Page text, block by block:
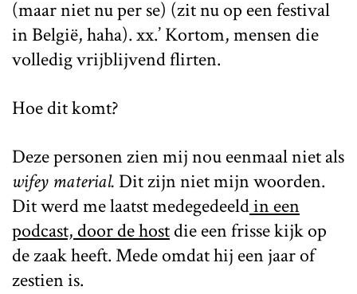
(maar niet nu per se) (zit nu op een festival
in België, haha). xx.’ Kortom, mensen die
volledig vrijblijvend flirten.
Hoe dit komt?
Deze personen zien mij nou eenmaal niet als
wifey material. Dit zijn niet mijn woorden.
Dit werd me laatst medegedeeldin een
podcast, door de hostdie een frisse kijk op
de zaak heeft. Mede omdat hij een jaar of
zestien is.